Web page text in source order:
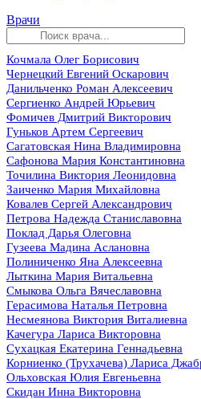
Врачи
Кочмала Олег Борисович
Чернецкий Евгений Оскарович
Данильченко Роман Алексеевич
Сергиенко Андрей Юрьевич
Фомичев Дмитрий Викторович
Гуньков Артем Сергеевич
Сагатовская Нина Владимировна
Сафонова Мария Константиновна
Точилина Виктория Леонидовна
Заиченко Мария Михайловна
Ковалев Сергей Александрович
Петрова Надежда Станиславовна
Поклад Дарья Олеговна
Гузеева Мадина Аслановна
Полиниченко Яна Алексеевна
Лыткина Мария Витальевна
Смыкова Ольга Вячеславовна
Герасимова Наталья Петровна
Несмеянова Виктория Виталиевна
Качегура Лариса Викторовна
Сухацкая Екатерина Геннадьевна
Корниенко (Трухачева) Лариса
Ольховская Юлия Евгеньевна
Скидан Инна Викторовна